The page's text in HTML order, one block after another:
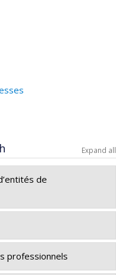
Expand all
de
professionnels